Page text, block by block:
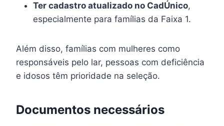
Ter cadastro atualizado no CadÚnico,
especialmente para famílias da Faixa 1.
Além disso, famílias com mulheres como
responsáveis pelo lar, pessoas com deficiência
e idosos têm prioridade na seleção.
Documentos necessários